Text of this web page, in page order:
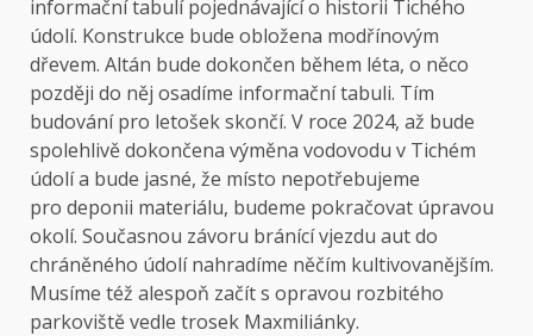
informační tabulí pojednávající o historii Tichého
údolí. Konstrukce bude obložena modřínovým
dřevem. Altán bude dokončen během léta, o něco
později do něj osadíme informační tabuli. Tím
budování pro letošek skončí. V roce 2024, až bude
spolehlivě dokončena výměna vodovodu v Tichém
údolí a bude jasné, že místo nepotřebujeme
pro deponii materiálu, budeme pokračovat úpravou
okolí. Současnou závoru bránící vjezdu aut do
chráněného údolí nahradíme něčím kultivovanějším.
Musíme též alespoň začít s opravou rozbitého
parkoviště vedle trosek Maxmiliánky.